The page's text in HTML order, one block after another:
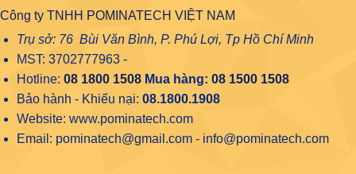
Công ty TNHH POMINATECH VIỆT NAM
Trụ sở: 76 Bùi Văn Bình, P. Phú Lợi, Tp Hồ Chí Minh
MST: 3702777963 -
Hotline: 08 1800 1508Mua hàng: 08 1500 1508
Bảo hành - Khiếu nại: 08.1800.1908
Website: www.pominatech.com
Email: pominatech@gmail.com - info@pominatech.com